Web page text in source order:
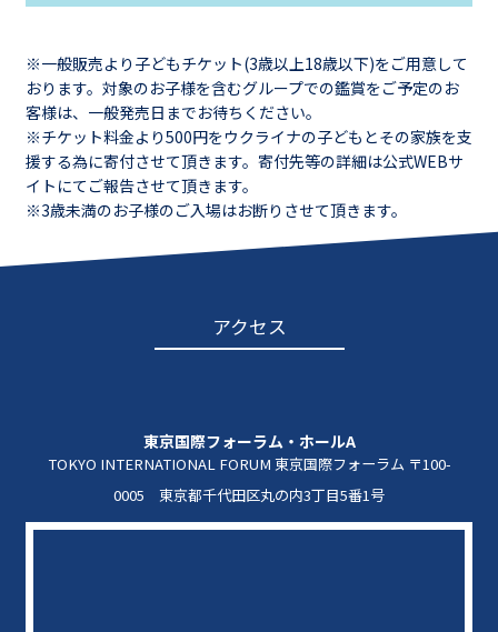
※一般販売より子どもチケット(3歳以上18歳以下)をご用意して
おります。対象のお子様を含むグループでの鑑賞をご予定のお
客様は、一般発売日までお待ちください。
※チケット料金より500円をウクライナの子どもとその家族を支
援する為に寄付させて頂きます。寄付先等の詳細は公式WEBサ
イトにてご報告させて頂きます。
※3歳未満のお子様のご入場はお断りさせて頂きます。
アクセス
東京国際フォーラム・ホールA
TOKYO INTERNATIONAL FORUM 東京国際フォーラム 〒100-
0005 東京都千代田区丸の内3丁目5番1号